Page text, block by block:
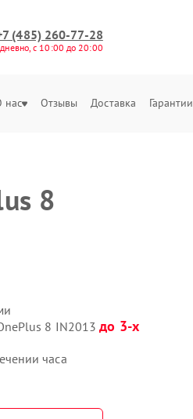
(485) 260-77-28
с 10:00 до 20:00
нас Отзывы Доставка Гарантии
8
8 IN2013до 3-х
часа